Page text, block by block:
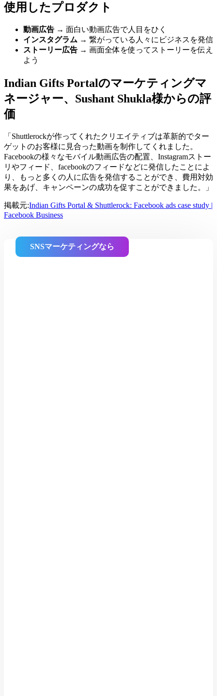
使用したプロダクト
動画広告 → 面白い動画広告で人目をひく
インスタグラム → 繋がっている人々にビジネスを発信
ストーリー広告 → 画面全体を使ってストーリーを伝え
よう
Indian Gifts Portalのマーケティングマ
ネージャー、Sushant Shukla様からの評
価
「Shuttlerockが作ってくれたクリエイティブは革新的でター
ゲットのお客様に見合った動画を制作してくれました。
Facebookの様々なモバイル動画広告の配置、Instagramストー
リやフィード、facebookのフィードなどに発信したことによ
り、もっと多くの人に広告を発信することができ、費用対効
果をあげ、キャンペーンの成功を促すことができました。」
掲載元:Indian Gifts Portal & Shuttlerock: Facebook ads case study |
Facebook Business
SNSマーケティングなら